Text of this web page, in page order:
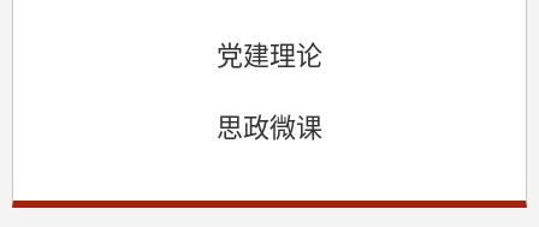
党建理论
思政微课